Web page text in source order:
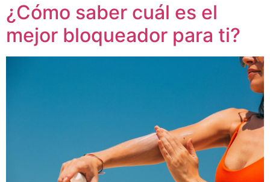
¿Cómo saber cuál es el
mejor bloqueador para ti?